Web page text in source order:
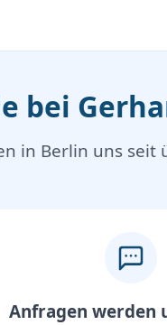
bei
in Berlin uns seit
Anfragen werden